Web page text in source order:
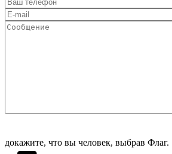
докажите, что вы человек, выбрав Флаг.